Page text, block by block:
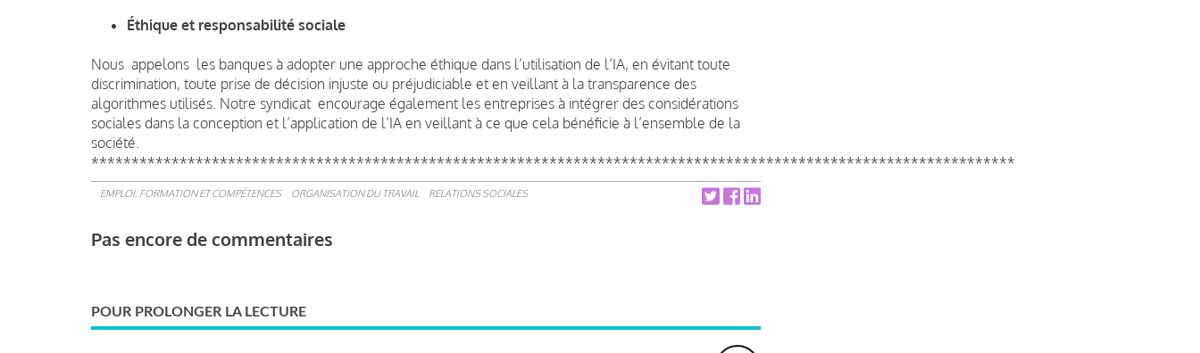
Éthique et responsabilité sociale
Nous appelons les banques à adopter une approche éthique dans l’utilisation de l’IA, en évitant toute
discrimination, toute prise de décision injuste ou préjudiciable et en veillant à la transparence des
algorithmes utilisés. Notre syndicat encourage également les entreprises à intégrer des considérations
sociales dans la conception et l’application de l’IA en veillant à ce que cela bénéficie à l’ensemble de la
société.
*******************************************************************************************************************
EMPLOI, FORMATION ET COMPÉTENCES ORGANISATION DU TRAVAIL RELATIONS SOCIALES
Pas encore de commentaires
POUR PROLONGER LA LECTURE